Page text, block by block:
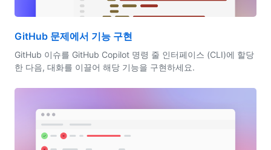
GitHub 문제에서 기능 구현
GitHub 이슈를 GitHub Copilot 명령 줄 인터페이스 (CLI)에 할당
한 다음, 대화를 이끌어 해당 기능을 구현하세요.